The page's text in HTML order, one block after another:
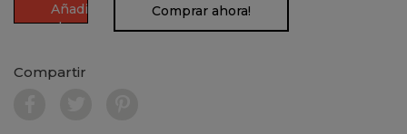
Añadir
al
Comprar ahora!
Compartir